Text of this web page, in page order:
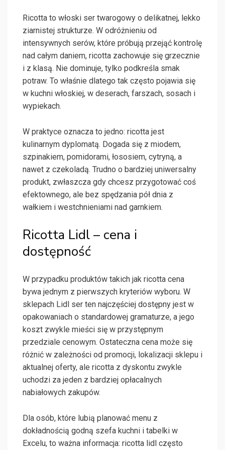
Ricotta to włoski ser twarogowy o delikatnej, lekko
ziarnistej strukturze. W odróżnieniu od
intensywnych serów, które próbują przejąć kontrolę
nad całym daniem, ricotta zachowuje się grzecznie
i z klasą. Nie dominuje, tylko podkreśla smak
potraw. To właśnie dlatego tak często pojawia się
w kuchni włoskiej, w deserach, farszach, sosach i
wypiekach.
W praktyce oznacza to jedno: ricotta jest
kulinarnym dyplomatą. Dogada się z miodem,
szpinakiem, pomidorami, łososiem, cytryną, a
nawet z czekoladą. Trudno o bardziej uniwersalny
produkt, zwłaszcza gdy chcesz przygotować coś
efektownego, ale bez spędzania pół dnia z
wałkiem i westchnieniami nad garnkiem.
Ricotta Lidl – cena i
dostępność
W przypadku produktów takich jak ricotta cena
bywa jednym z pierwszych kryteriów wyboru. W
sklepach Lidl ser ten najczęściej dostępny jest w
opakowaniach o standardowej gramaturze, a jego
koszt zwykle mieści się w przystępnym
przedziale cenowym. Ostateczna cena może się
różnić w zależności od promocji, lokalizacji sklepu i
aktualnej oferty, ale ricotta z dyskontu zwykle
uchodzi za jeden z bardziej opłacalnych
nabiałowych zakupów.
Dla osób, które lubią planować menu z
dokładnością godną szefa kuchni i tabelki w
Excelu, to ważna informacja: ricotta lidl często